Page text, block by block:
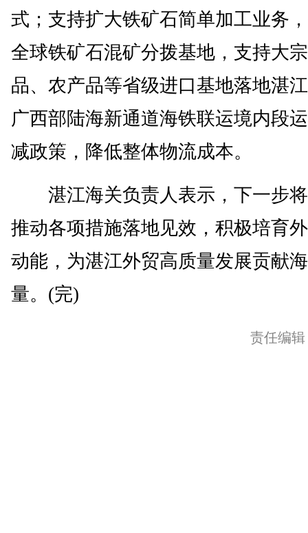
式；支持扩大铁矿石简单加工业务
全球铁矿石混矿分拨基地，支持大
品、农产品等省级进口基地落地湛
广西部陆海新通道海铁联运境内段
减政策，降低整体物流成本。
湛江海关负责人表示，下一步
推动各项措施落地见效，积极培育
动能，为湛江外贸高质量发展贡献
量。(完)
责任编